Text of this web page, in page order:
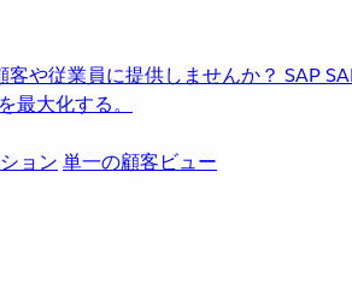
や従業員に提供しませんか？ SAP
大化する。
ョン 単一の顧客ビュー